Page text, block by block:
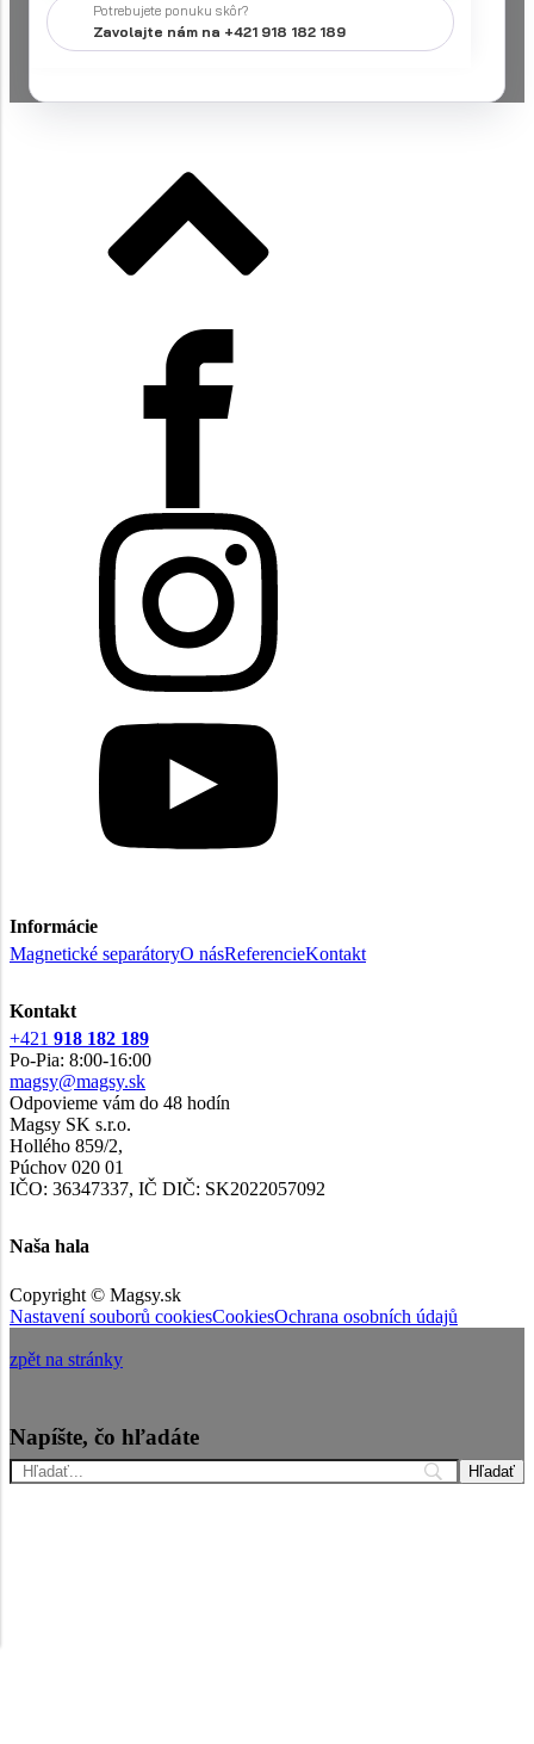
Potrebujete ponuku skôr?
Zavolajte nám na +421 918 182 189
Informácie
Magnetické separátoryO násReferencieKontakt
Kontakt
+421 918 182 189
Po-Pia: 8:00-16:00
magsy@magsy.sk
Odpovieme vám do 48 hodín
Magsy SK s.r.o.
Hollého 859/2,
Púchov 020 01
IČO: 36347337, IČ DIČ: SK2022057092
Naša hala
Copyright © Magsy.sk
Nastavení souborů cookiesCookiesOchrana osobních údajů
zpět na stránky
Napíšte, čo hľadáte